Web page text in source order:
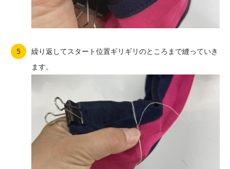
繰り返してスタート位置ギリギリのところまで縫っていき
ます。